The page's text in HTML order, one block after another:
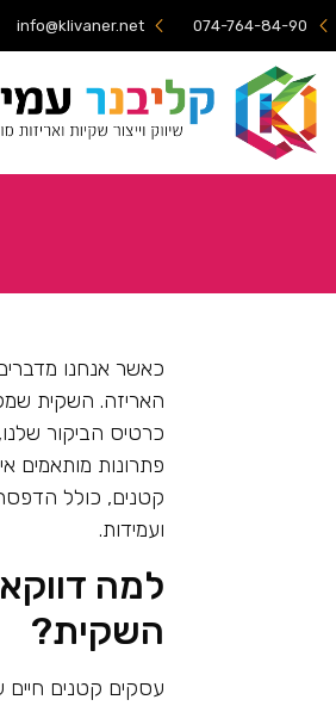
074-764-84-90
info@klivaner.net
כאשר אנחנו
האריזה. השקית
כרטיס הביקור
פתרונות מותאמים
קטנים, כולל
ועמידות.
למה
השקית?
עסקים קטנים חיים